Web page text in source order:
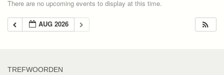
There are no upcoming events to display at this time.
AUG 2026
TREFWOORDEN